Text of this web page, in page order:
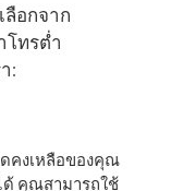
ลือกจาก
โทรต่ำ
:
ดคงเหลือของคุณ
ด้ คุณสามารถใช้